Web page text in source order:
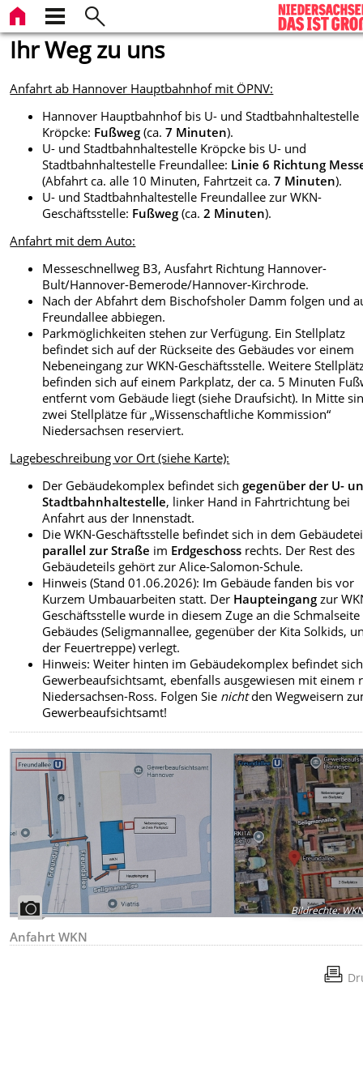
Ihr Weg zu uns
Anfahrt ab Hannover Hauptbahnhof mit ÖPNV:
Hannover Hauptbahnhof bis U- und Stadtbahnhaltestelle
Kröpcke: Fußweg (ca. 7 Minuten).
U- und Stadtbahnhaltestelle Kröpcke bis U- und
Stadtbahnhaltestelle Freundallee: Linie 6 Richtung
(Abfahrt ca. alle 10 Minuten, Fahrtzeit ca. 7 Minuten).
U- und Stadtbahnhaltestelle Freundallee zur WKN-
Geschäftsstelle: Fußweg (ca. 2 Minuten).
Anfahrt mit dem Auto:
Messeschnellweg B3, Ausfahrt Richtung Hannover-
Bult/Hannover-Bemerode/Hannover-Kirchrode.
Nach der Abfahrt dem Bischofsholer Damm folgen und
Freundallee abbiegen.
Parkmöglichkeiten stehen zur Verfügung. Ein Stellplatz
befindet sich auf der Rückseite des Gebäudes vor einem
Nebeneingang zur WKN-Geschäftsstelle. Weitere
befinden sich auf einem Parkplatz, der ca. 5 Minuten
entfernt vom Gebäude liegt (siehe Draufsicht). In Mitte
zwei Stellplätze für „Wissenschaftliche Kommission“
Niedersachsen reserviert.
Lagebeschreibung vor Ort (siehe Karte):
Der Gebäudekomplex befindet sichgegenüber der U-
Stadtbahnhaltestelle, linker Hand in Fahrtrichtung bei
Anfahrt aus der Innenstadt.
Die WKN-Geschäftsstelle befindet sich in dem
parallel zur Straße im Erdgeschoss rechts. Der Rest des
Gebäudeteils gehört zur Alice-Salomon-Schule.
Hinweis (Stand 01.06.2026): Im Gebäude fanden bis vor
Kurzem Umbauarbeiten statt. Der Haupteingang zur
Geschäftsstelle wurde in diesem Zuge an die Schmalseite
Gebäudes (Seligmannallee, gegenüber der Kita Solkids,
der Feuertreppe) verlegt.
Hinweis: Weiter hinten im Gebäudekomplex befindet
Gewerbeaufsichtsamt, ebenfalls ausgewiesen mit einem
Niedersachsen-Ross. Folgen Sie nicht den Wegweisern
Gewerbeaufsichtsamt!
Bildrechte:
Anfahrt WKN